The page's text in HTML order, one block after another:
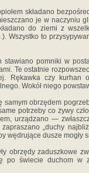
skła­dano
je w naczyniu
do ziemi z
Wszystko to
stawiano pomniki w
Te ostatnie
Rękawka czy kurhan
Wokół niego
samym obrzę­dem
potrzeby co żywy
urządzano —
„duchy
wędrujące dusze mogły
obrzędy zaduszkowe
po świecie duchom w